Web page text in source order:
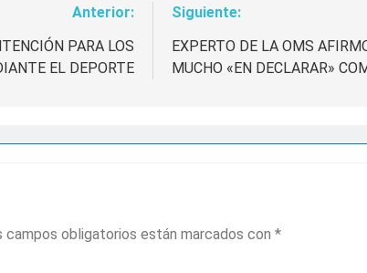
Anterior:
PARA LOS
EL DEPORTE
Siguiente:
EXPERTO DE LA OMS
MUCHO «EN DECLARAR»
campos obligatorios están marcados con *